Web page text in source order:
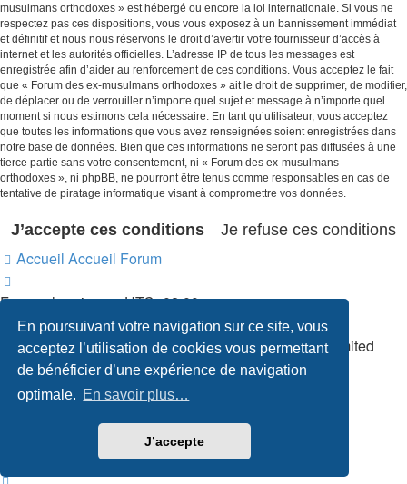
En poursuivant votre navigation sur ce site, vous
acceptez l’utilisation de cookies vous permettant
de bénéficier d’une expérience de navigation
optimale. En savoir plus…
J’accepte
musulmans orthodoxes » est hébergé ou encore la loi internationale. Si vous ne
respectez pas ces dispositions, vous vous exposez à un bannissement immédiat
et définitif et nous nous réservons le droit d’avertir votre fournisseur d’accès à
internet et les autorités officielles. L’adresse IP de tous les messages est
enregistrée afin d’aider au renforcement de ces conditions. Vous acceptez le fait
que « Forum des ex-musulmans orthodoxes » ait le droit de supprimer, de modifier,
de déplacer ou de verrouiller n’importe quel sujet et message à n’importe quel
moment si nous estimons cela nécessaire. En tant qu’utilisateur, vous acceptez
que toutes les informations que vous avez renseignées soient enregistrées dans
notre base de données. Bien que ces informations ne seront pas diffusées à une
tierce partie sans votre consentement, ni « Forum des ex-musulmans
orthodoxes », ni phpBB, ne pourront être tenus comme responsables en cas de
tentative de piratage informatique visant à compromettre vos données.
Accueil Accueil Forum
Fuseau horaire surUTC+02:00
Supprimer les cookies
Développé parphpBB® Forum Software © phpBB Limited
Traduction française officielle©Qiaeru
Confidentialité | Conditions